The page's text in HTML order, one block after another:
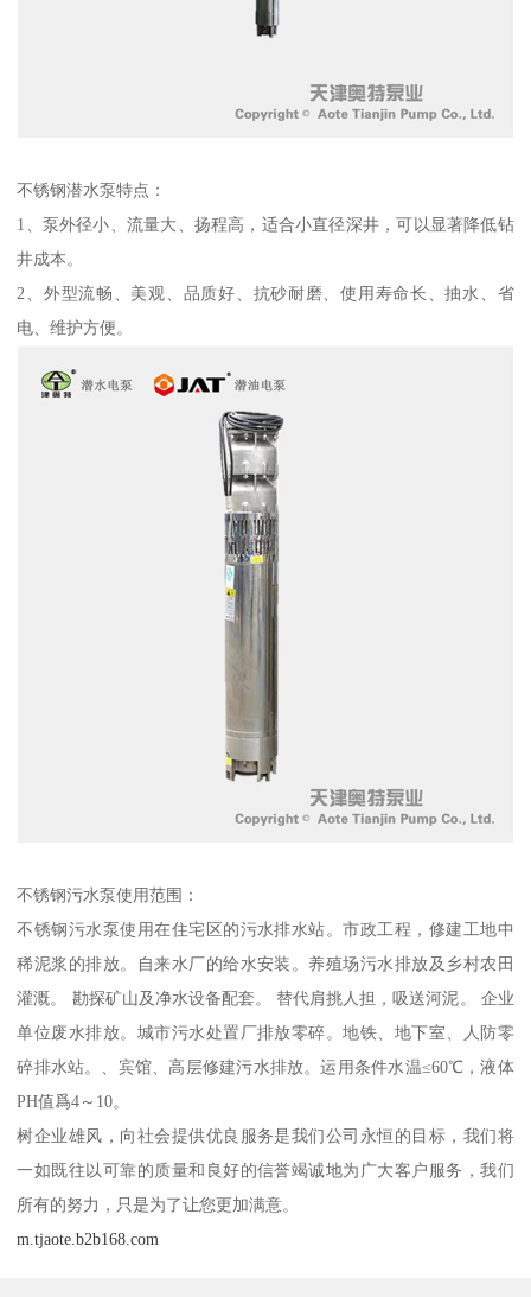
不锈钢潜水泵特点：
1、泵外径小、流量大、扬程高，适合小直径深井，可以显著降低钻
井成本。
2、外型流畅、美观、品质好、抗砂耐磨、使用寿命长、抽水、省
电、维护方便。
不锈钢污水泵使用范围：
不锈钢污水泵使用在住宅区的污水排水站。市政工程，修建工地中
稀泥浆的排放。自来水厂的给水安装。养殖场污水排放及乡村农田
灌溉。 勘探矿山及净水设备配套。 替代肩挑人担，吸送河泥。 企业
单位废水排放。城市污水处置厂排放零碎。地铁、地下室、人防零
碎排水站。、宾馆、高层修建污水排放。运用条件水温≤60℃，液体
PH值爲4～10。
树企业雄风，向社会提供优良服务是我们公司永恒的目标，我们将
一如既往以可靠的质量和良好的信誉竭诚地为广大客户服务，我们
所有的努力，只是为了让您更加满意。
m.tjaote.b2b168.com